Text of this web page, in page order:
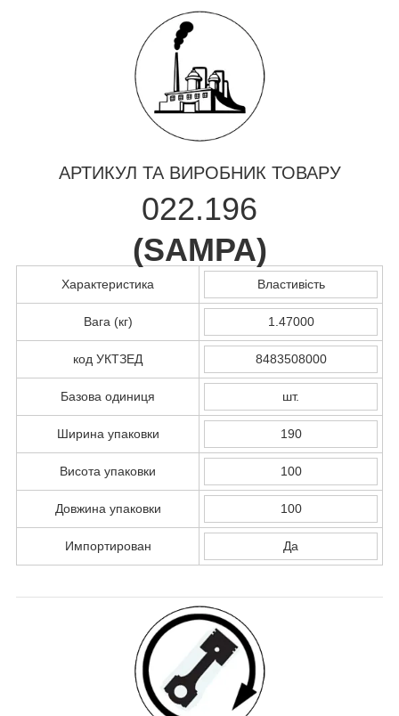
АРТИКУЛ ТА ВИРОБНИК ТОВАРУ
022.196
(SAMPA)
Характеристика Властивість
Вага (кг) 1.47000
код УКТЗЕД 8483508000
Базова одиниця шт.
Ширина упаковки 190
Висота упаковки 100
Довжина упаковки 100
Импортирован Да